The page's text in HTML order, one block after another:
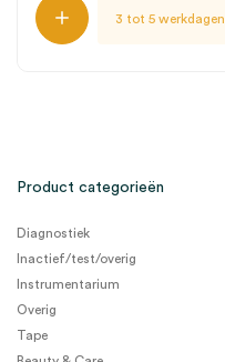
3 tot 5 werkdagen
Product categorieën
Diagnostiek
Inactief/test/overig
Instrumentarium
Overig
Tape